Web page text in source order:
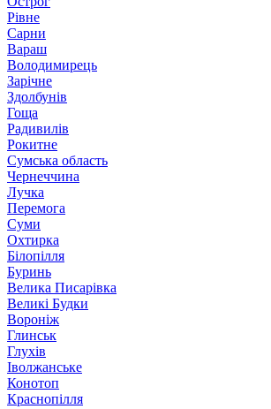
Рівне
Сарни
Вараш
Володимирець
Зарічне
Здолбунів
Гоща
Радивилів
Рокитне
Сумська область
Чернеччина
Лучка
Перемога
Суми
Охтирка
Білопілля
Буринь
Велика Писарівка
Великі Будки
Вороніж
Глинськ
Глухів
Іволжанське
Конотоп
Краснопілля